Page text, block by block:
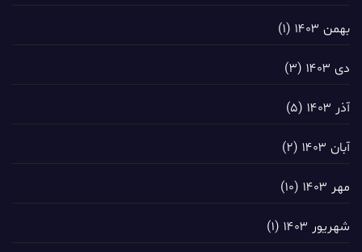
بهمن ۱۴۰۳ (۱)
دی ۱۴۰۳ (۳)
آذر ۱۴۰۳ (۵)
آبان ۱۴۰۳ (۲)
مهر ۱۴۰۳ (۱۰)
شهریور ۱۴۰۳ (۱)